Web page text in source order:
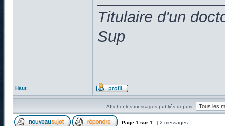
Titulaire d'un
Sup
Haut
Afficher les messages publiés depuis:
Page 1 sur 1 [ 2 messages ]